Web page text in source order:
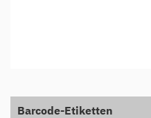
Barcode-Etiketten